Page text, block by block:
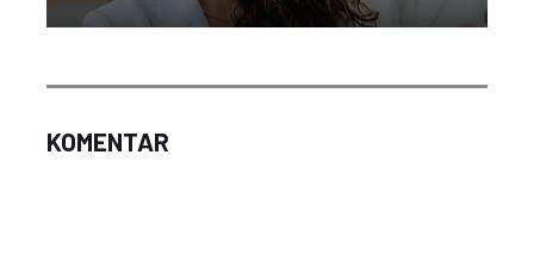
KOMENTAR